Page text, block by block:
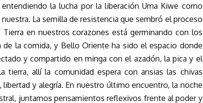
la lucha por la liberación Uma Kiwe como
La semilla de resistencia que sembró el proceso
en nuestros corazones está germinando con los
de la comida, y Bello Oriente ha sido el espacio donde
y compartido en minga con el azadón, la pica y el
tierra, allí la comunidad espera con ansias las chivas
libertad y alegría. En nuestro último encuentro, la noche
juntamos pensamientos reflexivos frente al poder y